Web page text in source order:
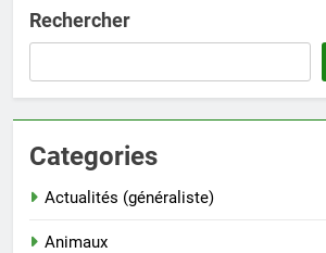
Rechercher
Categories
Actualités (généraliste)
Animaux